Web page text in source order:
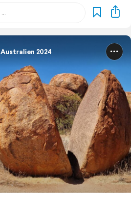
Australien 2024